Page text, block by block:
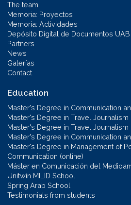
The team
Memoria: Proyectos
Memoria: Actividades
Depósito Digital de Documentos UAB
Partners
News
Galerías
Contact
Education
Master's Degree in Communication
Master's Degree in Travel Journalism
Master's Degree in Travel Journalism
Master's Degree in Communication
Master's Degree in Management of
Communication (online)
Máster en Comunicación del
Unitwin MILID School
Spring Arab School
Testimonials from students